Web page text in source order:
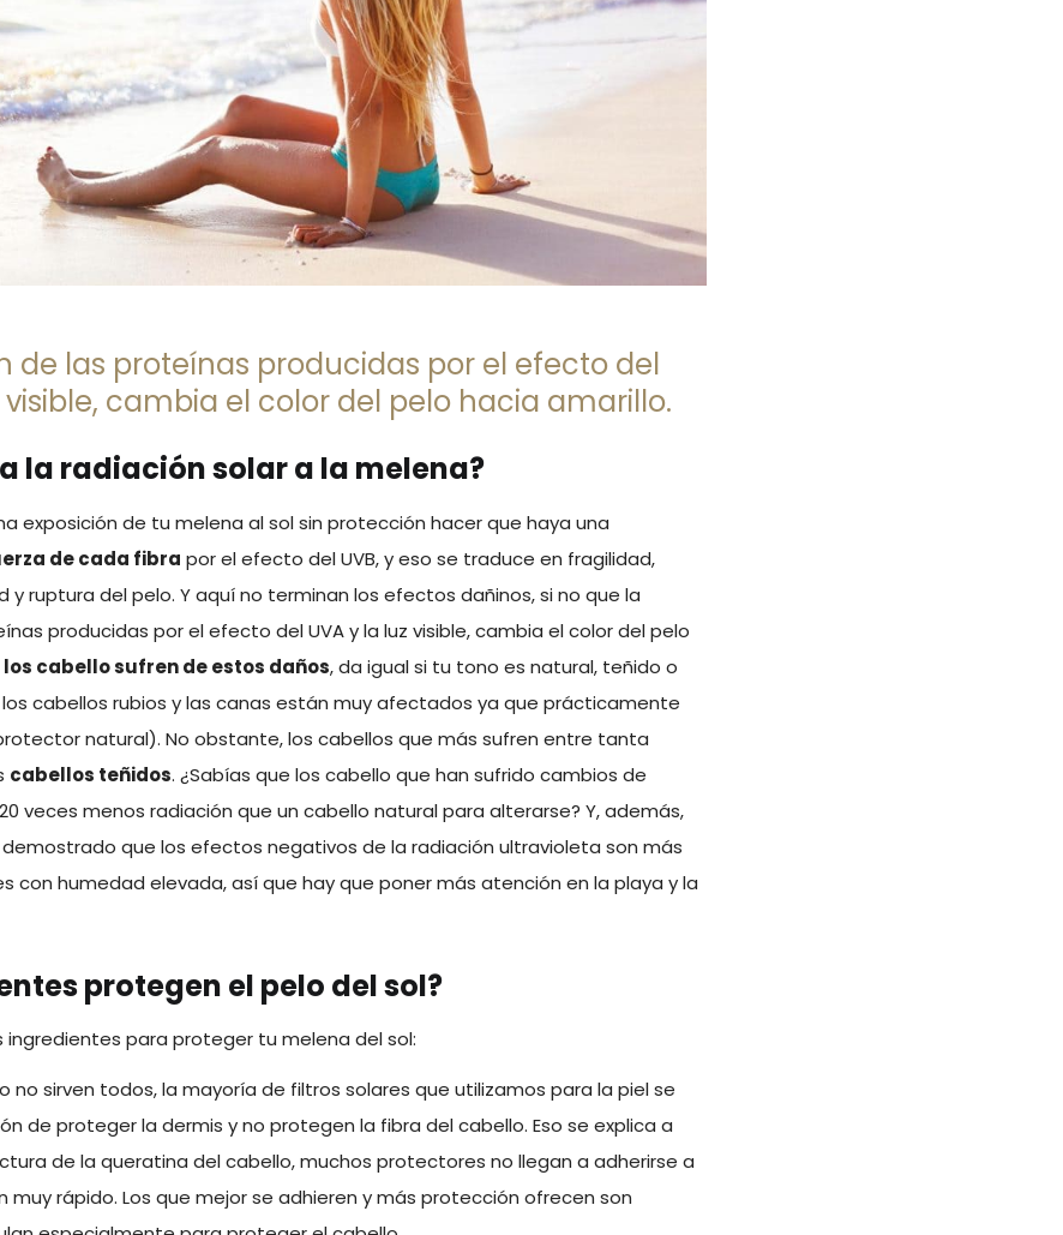
de las proteínas producidas por el efecto del
visible, cambia el color del pelo hacia amarillo.
la radiación solar a la melena?
exposición de tu melena al sol sin protección hacer que haya una
de cada fibra por el efecto del UVB, y eso se traduce en fragilidad,
y ruptura del pelo. Y aquí no terminan los efectos dañinos, si no que la
producidas por el efecto del UVA y la luz visible, cambia el color del pelo
los cabello sufren de estos daños, da igual si tu tono es natural, teñido o
los cabellos rubios y las canas están muy afectados ya que prácticamente
natural). No obstante, los cabellos que más sufren entre tanta
cabellos teñidos. ¿Sabías que los cabello que han sufrido cambios de
veces menos radiación que un cabello natural para alterarse? Y, además,
que los efectos negativos de la radiación ultravioleta son más
con humedad elevada, así que hay que poner más atención en la playa y la
protegen el pelo del sol?
para proteger tu melena del sol:
no sirven todos, la mayoría de filtros solares que utilizamos para la piel se
de proteger la dermis y no protegen la fibra del cabello. Eso se explica a
de la queratina del cabello, muchos protectores no llegan a adherirse a
muy rápido. Los que mejor se adhieren y más protección ofrecen son